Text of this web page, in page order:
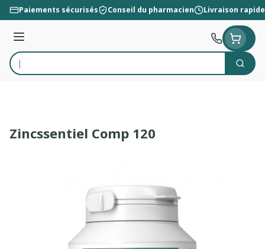
Aller au contenu
Paiements sécurisés Conseil du pharmacien Livraison rapide
Menu
Rechercher
Zincssentiel Comp 120